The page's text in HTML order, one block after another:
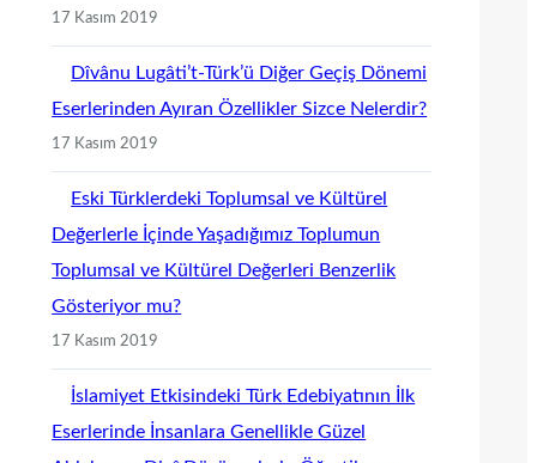
17 Kasım 2019
Dîvânu Lugâti’t-Türk’ü Diğer Geçiş Dönemi
Eserlerinden Ayıran Özellikler Sizce Nelerdir?
17 Kasım 2019
Eski Türklerdeki Toplumsal ve Kültürel
Değerlerle İçinde Yaşadığımız Toplumun
Toplumsal ve Kültürel Değerleri Benzerlik
Gösteriyor mu?
17 Kasım 2019
İslamiyet Etkisindeki Türk Edebiyatının İlk
Eserlerinde İnsanlara Genellikle Güzel